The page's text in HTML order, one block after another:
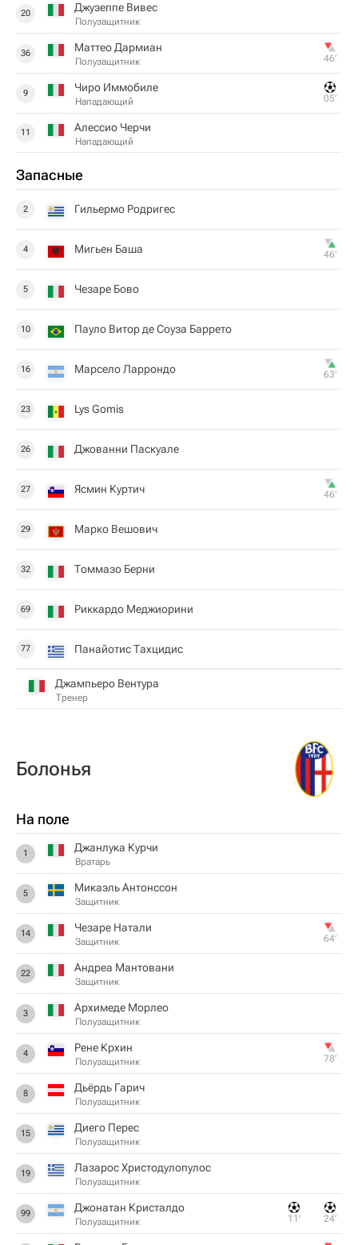
20 Джузеппе Вивес
Полузащитник
36 Маттео Дармиан
Полузащитник 46‎’‎
9 Чиро Иммобиле
Нападающий 05‎’‎
11 Алессио Черчи
Нападающий
Запасные
2 Гильермо Родригес
4 Мигьен Баша 46‎’‎
5 Чезаре Бово
10 Пауло Витор де Соуза Баррето
16 Марсело Ларрондо 63‎’‎
23 Lys Gomis
26 Джованни Паскуале
27 Ясмин Куртич 46‎’‎
29 Марко Вешович
32 Томмазо Берни
69 Риккардо Меджиорини
77 Панайотис Тахцидис
Джампьеро Вентура
Тренер
Болонья
На поле
1 Джанлука Курчи
Вратарь
5 Микаэль Антонссон
Защитник
14 Чезаре Натали
Защитник 64‎’‎
22 Андреа Мантовани
Защитник
3 Архимеде Морлео
Полузащитник
4 Рене Крхин
Полузащитник 78‎’‎
8 Дьёрдь Гарич
Полузащитник
15 Диего Перес
Полузащитник
19 Лазарос Христодулопулос
Полузащитник
99 Джонатан Кристалдо
Полузащитник 11‎’‎ 24‎’‎